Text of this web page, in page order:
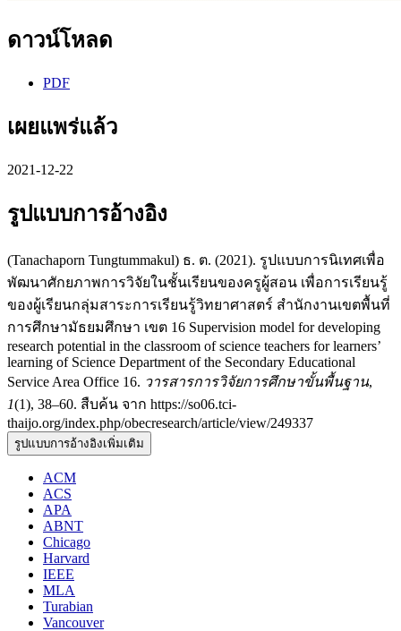
ดาวน์โหลด
PDF
เผยแพร่แล้ว
2021-12-22
รูปแบบการอ้างอิง
(Tanachaporn Tungtummakul) ธ. ต. (2021). รูปแบบการนิเทศเพื่อ
พัฒนาศักยภาพการวิจัยในชั้นเรียนของครูผู้สอน เพื่อการเรียนรู้
ของผู้เรียนกลุ่มสาระการเรียนรู้วิทยาศาสตร์ สำนักงานเขตพื้นที่
การศึกษามัธยมศึกษา เขต 16 Supervision model for developing
research potential in the classroom of science teachers for learners’
learning of Science Department of the Secondary Educational
Service Area Office 16. วารสารการวิจัยการศึกษาขั้นพื้นฐาน,
1(1), 38–60. สืบค้น จาก https://so06.tci-
thaijo.org/index.php/obecresearch/article/view/249337
รูปแบบการอ้างอิงเพิ่มเติม
ACM
ACS
APA
ABNT
Chicago
Harvard
IEEE
MLA
Turabian
Vancouver